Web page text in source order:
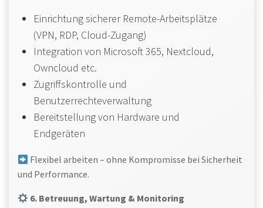
Einrichtung sicherer Remote-Arbeitsplätze
(VPN, RDP, Cloud-Zugang)
Integration von Microsoft 365, Nextcloud,
Owncloud etc.
Zugriffskontrolle und
Benutzerrechteverwaltung
Bereitstellung von Hardware und
Endgeräten
Flexibel arbeiten – ohne Kompromisse bei Sicherheit
und Performance.
6. Betreuung, Wartung & Monitoring